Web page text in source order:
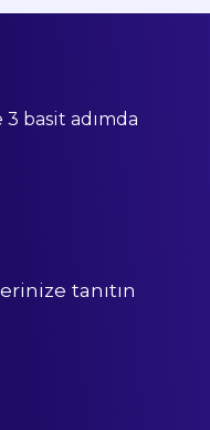
3 basit adımda
tanıtın